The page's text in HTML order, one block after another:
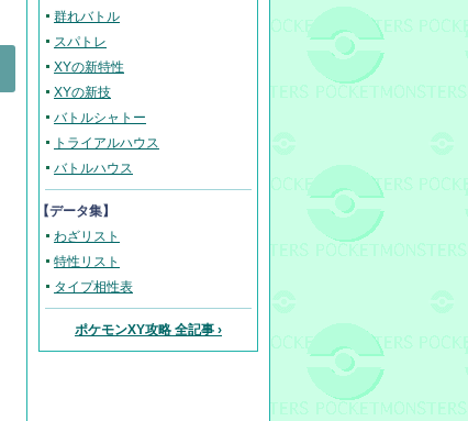
群れバトル
スパトレ
XYの新特性
XYの新技
バトルシャトー
トライアルハウス
バトルハウス
【データ集】
わざリスト
特性リスト
タイプ相性表
ポケモンXY攻略 全記事 ›